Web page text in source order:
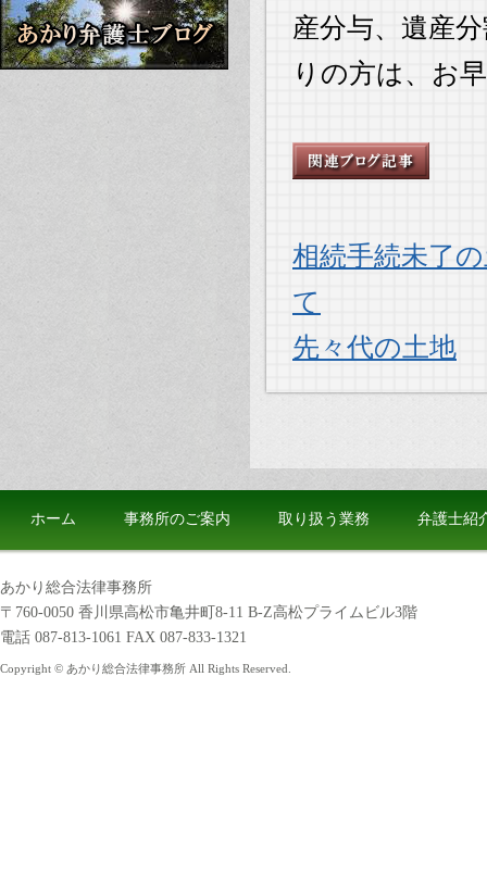
産分与、遺産
りの方は、お
相続手続未了
て
先々代の土地
ホーム 事務所のご案内 取り扱う業務 弁護士紹
あかり総合法律事務所
〒760-0050 香川県高松市亀井町8-11 B-Z高松プライムビル3階
電話 087-813-1061 FAX 087-833-1321
Copyright © あかり総合法律事務所 All Rights Reserved.